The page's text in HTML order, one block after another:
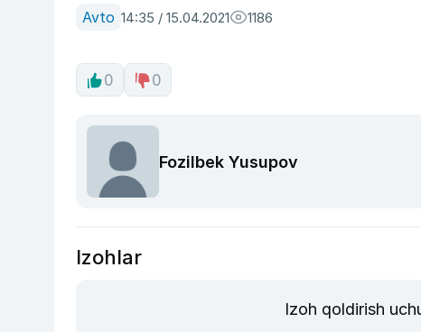
Avto 14:35 / 15.04.2021 1186
0 0
Fozilbek Yusupov
Izohlar
Izoh qoldirish